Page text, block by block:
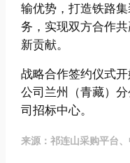
输优势，打造铁路
务，实现双方合作
新贡献。
战略合作签约仪式
公司兰州（青藏）
司招标中心。
来源：祁连山采购平台